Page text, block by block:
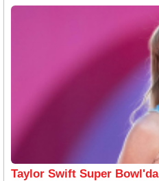
Taylor Swift Super Bowl'da